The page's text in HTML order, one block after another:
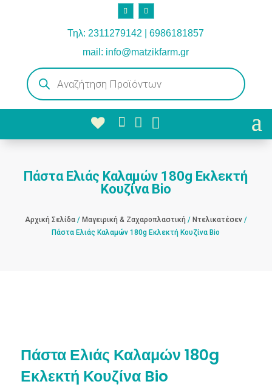
Τηλ: 2311279142 | 6986181857
mail: info@matzikfarm.gr
Products
search
  
Πάστα Ελιάς Καλαμών 180g Εκλεκτή
Κουζίνα Bio
Αρχική Σελίδα/ Μαγειρική & Ζαχαροπλαστική / Ντελικατέσεν/
Πάστα Ελιάς Καλαμών 180g Εκλεκτή Κουζίνα Bio
Πάστα Ελιάς Καλαμών 180g
Εκλεκτή Κουζίνα Bio